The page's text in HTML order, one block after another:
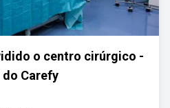
o centro cirúrgico -
do Carefy